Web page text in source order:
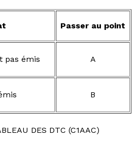
Passer au point
pas émis A
B
DES DTC (C1AAC)